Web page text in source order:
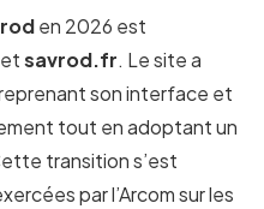
en 2026 est
etsavrod.fr. Le site a
son interface et
tout en adoptant un
transition s’est
par l’Arcom sur les